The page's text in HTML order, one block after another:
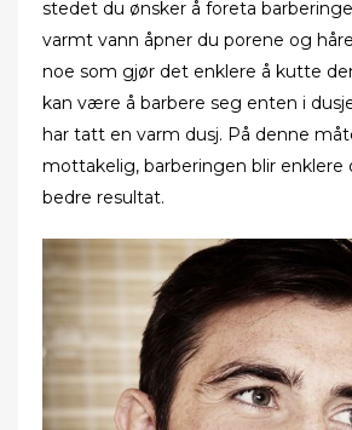
stedet du ønsker å foreta
varmt vann åpner du porene og
noe som gjør det enklere å kutte
kan være å barbere seg enten i
har tatt en varm dusj. På denne
mottakelig, barberingen blir enklere
bedre resultat.